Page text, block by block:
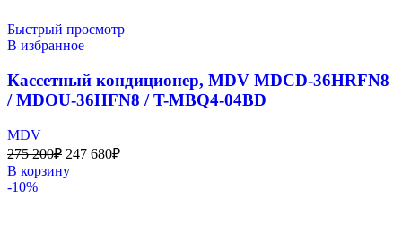
Быстрый просмотр
В избранное
Кассетный кондиционер, MDV MDCD-36HRFN8
/ MDOU-36HFN8 / T-MBQ4-04BD
MDV
275 200₽ 247 680₽
В корзину
-10%